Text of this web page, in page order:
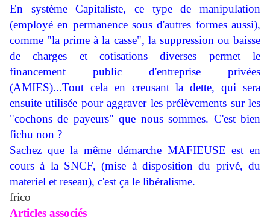
En système Capitaliste, ce type de manipulation
(employé en permanence sous d'autres formes aussi),
comme "la prime à la casse", la suppression ou baisse
de charges et cotisations diverses permet le
financement public d'entreprise privées
(AMIES)...Tout cela en creusant la dette, qui sera
ensuite utilisée pour aggraver les prélèvements sur les
"cochons de payeurs" que nous sommes. C'est bien
fichu non ?
Sachez que la même démarche MAFIEUSE est en
cours à la SNCF, (mise à disposition du privé, du
materiel et reseau), c'est ça le libéralisme.
frico
Articles associés